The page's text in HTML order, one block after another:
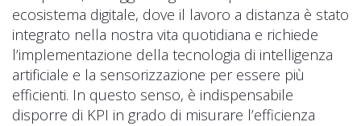
ecosistema digitale, dove il lavoro a distanza è stato
integrato nella nostra vita quotidiana e richiede
l’implementazione della tecnologia di intelligenza
artificiale e la sensorizzazione per essere più
efficienti. In questo senso, è indispensabile
disporre di KPI in grado di misurare l’efficienza